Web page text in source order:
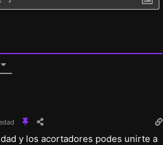
y los acortadores podes unirte a